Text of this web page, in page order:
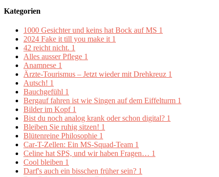
Kategorien
1000 Gesichter und keins hat Bock auf MS 1
2024 Fake it till you make it 1
42 reicht nicht. 1
Alles ausser Pflege 1
Anamnese 1
Ärzte-Tourismus – Jetzt wieder mit Drehkreuz 1
Autsch! 1
Bauchgefühl 1
Bergauf fahren ist wie Singen auf dem Eiffelturm 1
Bilder im Kopf 1
Bist du noch analog krank oder schon digital? 1
Bleiben Sie ruhig sitzen! 1
Blütenreine Philosophie 1
Car-T-Zellen: Ein MS-Squad-Team 1
Celine hat SPS, und wir haben Fragen… 1
Cool bleiben 1
Darf's auch ein bisschen früher sein? 1